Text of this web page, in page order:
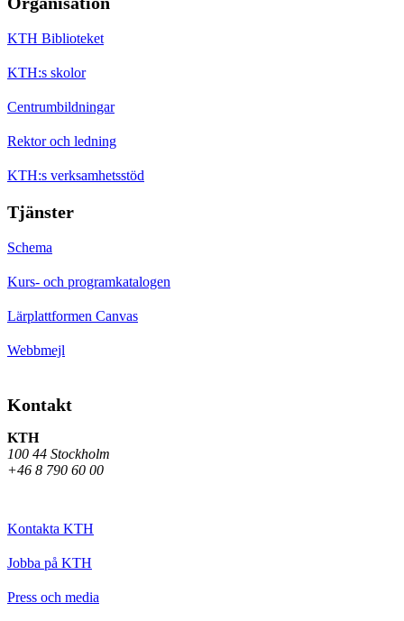
KTH Biblioteket
KTH:s skolor
Centrumbildningar
Rektor och ledning
KTH:s verksamhetsstöd
Tjänster
Schema
Kurs- och programkatalogen
Lärplattformen Canvas
Webbmejl
Kontakt
KTH
100 44 Stockholm
+46 8 790 60 00
Kontakta KTH
Jobba på KTH
Press och media